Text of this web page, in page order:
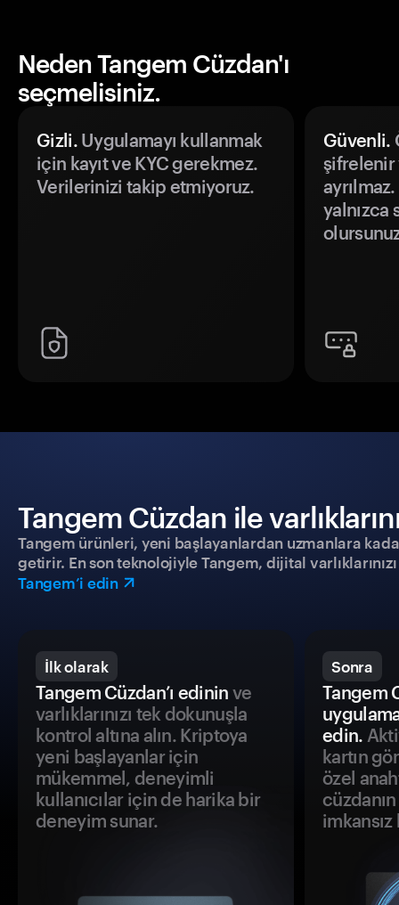
Neden Tangem Cüzdan'ı
seçmelisiniz.
Gizli.Uygulamayı kullanmak
için kayıt ve KYC gerekmez.
Verilerinizi takip etmiyoruz.
Güvenli.
şifrelenir
yalnızca
Tangem Cüzdan ile
Tangem ürünleri, yeni başlayanlardan uzmanlara
getirir. En son teknolojiyle Tangem, dijital
Tangem’i edin
İlk olarak
Tangem Cüzdan’ı edinin ve
varlıklarınızı tek dokunuşla
kontrol altına alın. Kriptoya
yeni başlayanlar için
mükemmel, deneyimli
kullanıcılar için de harika bir
deneyim sunar.
Sonra
Tangem
edin.
kartın
özel